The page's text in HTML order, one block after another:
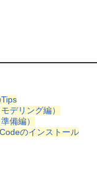
デリング編）
備編）
のインストール